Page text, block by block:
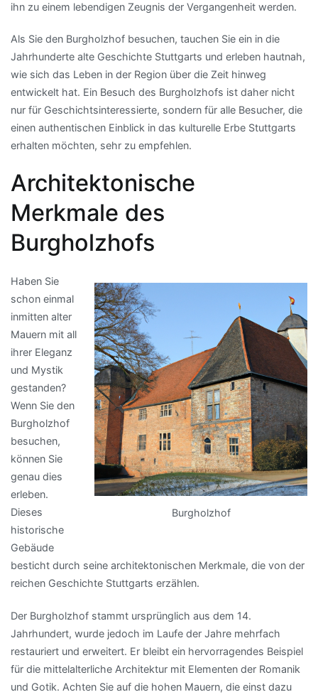
ihn zu einem lebendigen Zeugnis der Vergangenheit werden.
Als Sie den Burgholzhof besuchen, tauchen Sie ein in die
Jahrhunderte alte Geschichte Stuttgarts und erleben hautnah,
wie sich das Leben in der Region über die Zeit hinweg
entwickelt hat. Ein Besuch des Burgholzhofs ist daher nicht
nur für Geschichtsinteressierte, sondern für alle Besucher, die
einen authentischen Einblick in das kulturelle Erbe Stuttgarts
erhalten möchten, sehr zu empfehlen.
Architektonische
Merkmale des
Burgholzhofs
Burgholzhof
Haben Sie
schon einmal
inmitten alter
Mauern mit all
ihrer Eleganz
und Mystik
gestanden?
Wenn Sie den
Burgholzhof
besuchen,
können Sie
genau dies
erleben.
Dieses
historische
Gebäude
besticht durch seine architektonischen Merkmale, die von der
reichen Geschichte Stuttgarts erzählen.
Der Burgholzhof stammt ursprünglich aus dem 14.
Jahrhundert, wurde jedoch im Laufe der Jahre mehrfach
restauriert und erweitert. Er bleibt ein hervorragendes Beispiel
für die mittelalterliche Architektur mit Elementen der Romanik
und Gotik. Achten Sie auf die hohen Mauern, die einst dazu